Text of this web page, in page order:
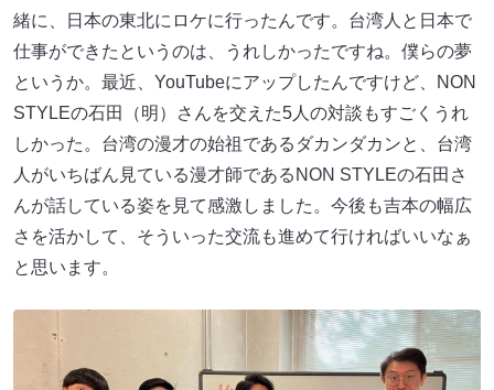
緒に、日本の東北にロケに行ったんです。台湾人と日本で
仕事ができたというのは、うれしかったですね。僕らの夢
というか。最近、YouTubeにアップしたんですけど、NON
STYLEの石田（明）さんを交えた5人の対談もすごくうれ
しかった。台湾の漫才の始祖であるダカンダカンと、台湾
人がいちばん見ている漫才師であるNON STYLEの石田さ
んが話している姿を見て感激しました。今後も吉本の幅広
さを活かして、そういった交流も進めて行ければいいなぁ
と思います。